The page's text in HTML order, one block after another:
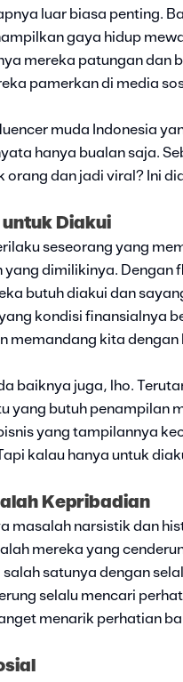
luar biasa penting.
gaya hidup
mereka patungan dan
pamerkan di media
muda Indonesia
hanya bualan saja.
orang dan jadi viral? Ini
untuk Diakui
seseorang yang
yang dimilikinya. Dengan
butuh diakui dan
kondisi finansialnya
memandang kita dengan
baiknya juga, lho.
yang butuh penampilan
yang tampilannya
kalau hanya untuk
Kepribadian
masalah narsistik dan
mereka yang
satunya dengan
selalu mencari
menarik perhatian